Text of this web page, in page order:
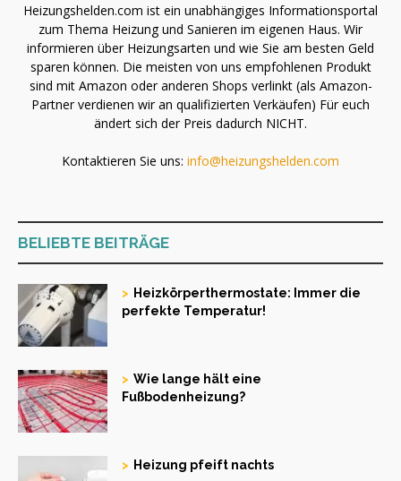
Heizungshelden.com ist ein unabhängiges Informationsportal
zum Thema Heizung und Sanieren im eigenen Haus. Wir
informieren über Heizungsarten und wie Sie am besten Geld
sparen können. Die meisten von uns empfohlenen Produkt
sind mit Amazon oder anderen Shops verlinkt (als Amazon-
Partner verdienen wir an qualifizierten Verkäufen) Für euch
ändert sich der Preis dadurch NICHT.
Kontaktieren Sie uns: info@heizungshelden.com
BELIEBTE BEITRÄGE
Heizkörperthermostate: Immer die
perfekte Temperatur!
Wie lange hält eine
Fußbodenheizung?
Heizung pfeift nachts